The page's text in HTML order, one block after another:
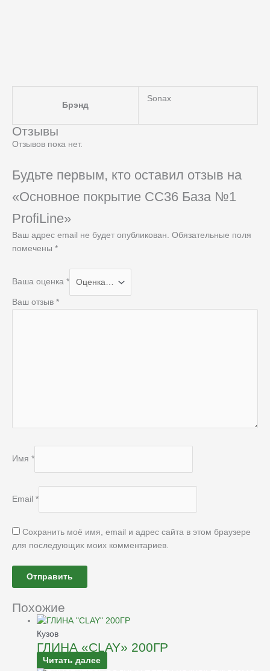
Брэнд
Sonax
Отзывы
Отзывов пока нет.
Будьте первым, кто оставил отзыв на
«Основное покрытие CC36 База №1
ProfiLine»
Ваш адрес email не будет опубликован. Обязательные поля
помечены *
Ваша оценка *
Ваш отзыв *
Имя *
Email *
Сохранить моё имя, email и адрес сайта в этом браузере
для последующих моих комментариев.
Похожие
Кузов
ГЛИНА «CLAY» 200ГР
Читать далее